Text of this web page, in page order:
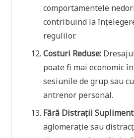
comportamentele
contribuind la
regulilor.
Costuri Reduse:
poate fi mai economic
sesiunile de grup sau
antrenor personal.
Fără Distrații
aglomerație sau